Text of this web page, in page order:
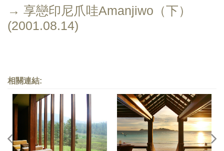
→ 享戀印尼爪哇Amanjiwo（下）
(2001.08.14)
相關連結: